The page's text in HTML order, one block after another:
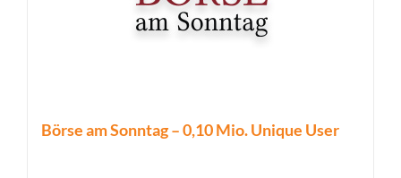
Börse am Sonntag – 0,10 Mio. Unique User